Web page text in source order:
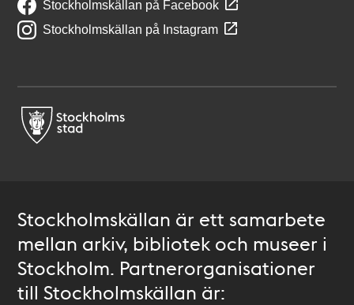
Stockholmskällan på Facebook
Stockholmskällan på Instagram
Stockholmskällan är ett samarbete
mellan arkiv, bibliotek och museer i
Stockholm. Partnerorganisationer
till Stockholmskällan är: